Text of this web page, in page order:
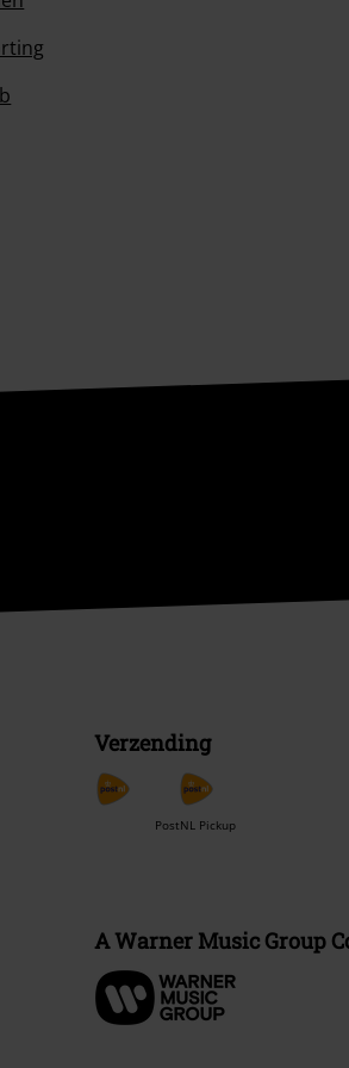
Verzending
PostNL Pickup
A Warner Music Group